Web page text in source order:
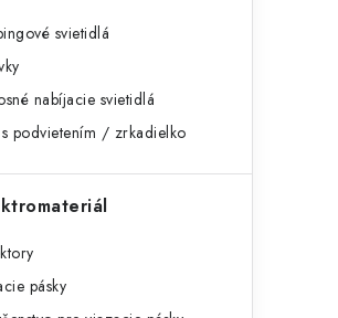
svietidlá
nabíjacie svietidlá
podvietením / zrkadielko
pásky